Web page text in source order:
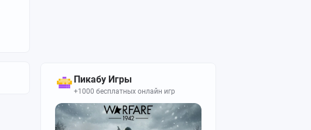
Пикабу Игры
+1000 бесплатных онлайн игр